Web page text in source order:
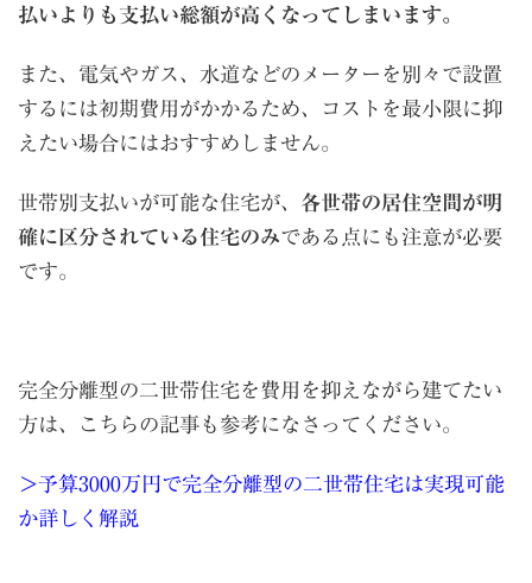
払いよりも支払い総額が高くなってしまいます。
また、電気やガス、水道などのメーターを別々で設置
するには初期費用がかかるため、コストを最小限に抑
えたい場合にはおすすめしません。
世帯別支払いが可能な住宅が、 各世帯の居住空間が明
確に区分されている住宅のみである点にも注意が必要
です。
完全分離型の二世帯住宅を費用を抑えながら建てたい
方は、こちらの記事も参考になさってください。
＞予算3000万円で完全分離型の二世帯住宅は実現可能
か詳しく解説